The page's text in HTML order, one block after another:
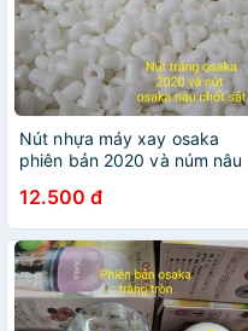
Nút nhựa máy xay osaka
phiên bản 2020 và núm nâu
12.500 đ